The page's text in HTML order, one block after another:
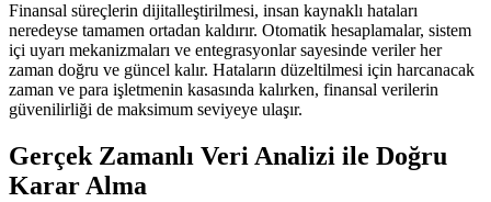
Finansal süreçlerin dijitalleştirilmesi, insan kaynaklı hataları
neredeyse tamamen ortadan kaldırır. Otomatik hesaplamalar, sistem
içi uyarı mekanizmaları ve entegrasyonlar sayesinde veriler her
zaman doğru ve güncel kalır. Hataların düzeltilmesi için harcanacak
zaman ve para işletmenin kasasında kalırken, finansal verilerin
güvenilirliği de maksimum seviyeye ulaşır.
Gerçek Zamanlı Veri Analizi ile Doğru
Karar Alma